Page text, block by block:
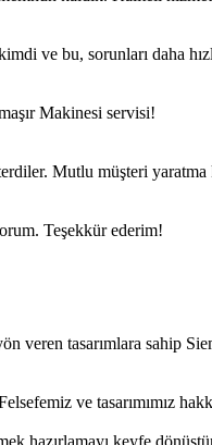
ve bu, sorunları daha
Makinesi servisi!
Mutlu müşteri
Teşekkür ederim!
veren tasarımlara sahip
ve tasarımımız